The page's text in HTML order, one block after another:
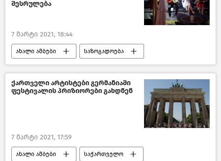
შესრულება
7 მარტი 2021, 18:44
ახალი ამბები საზოგადოება
საქართველო
ქართველი არტისტები გერმანიაში
ფესტივალის პრიზიორები გახდნენ
7 მარტი 2021, 17:59
ახალი ამბები საქართველო